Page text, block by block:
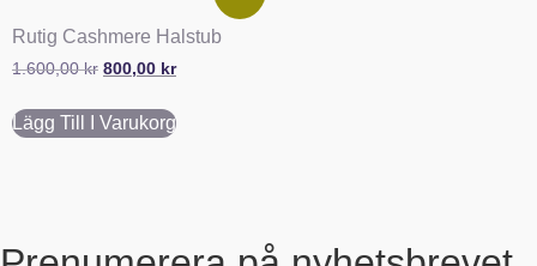
Rutig Cashmere Halstub
1.600,00kr 800,00 kr
Lägg Till I Varukorg